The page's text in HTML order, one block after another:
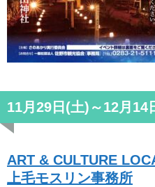
11月29日(土)～12月14
ART & CULTURE
上毛モスリン事務所